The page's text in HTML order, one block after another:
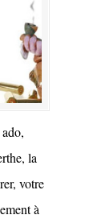
la
votre
à